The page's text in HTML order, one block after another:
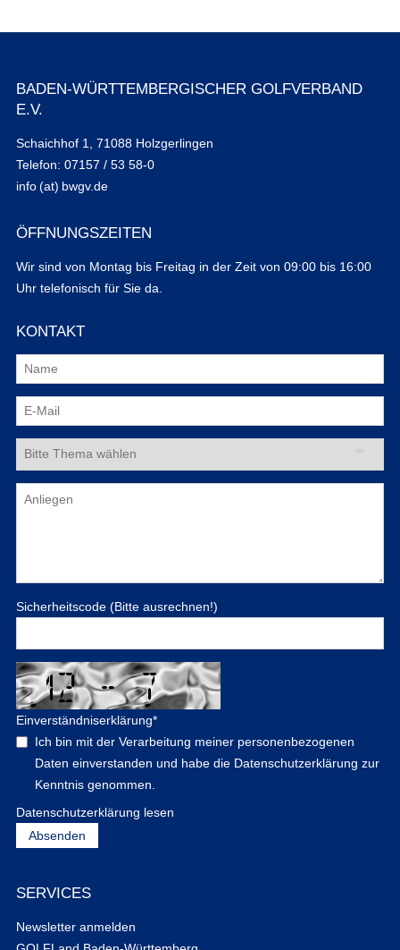
BADEN-WÜRTTEMBERGISCHER GOLFVERBAND
E.V.
Schaichhof 1, 71088 Holzgerlingen
Telefon: 07157 / 53 58-0
info (at) bwgv.de
ÖFFNUNGSZEITEN
Wir sind von Montag bis Freitag in der Zeit von 09:00 bis 16:00
Uhr telefonisch für Sie da.
KONTAKT
Sicherheitscode (Bitte ausrechnen!)
Einverständniserklärung*
Ich bin mit der Verarbeitung meiner personenbezogenen
Daten einverstanden und habe die Datenschutzerklärung zur
Kenntnis genommen.
Datenschutzerklärung lesen
SERVICES
Newsletter anmelden